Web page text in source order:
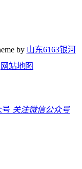
by 山东6163银河
网站地图
关注微信公众号